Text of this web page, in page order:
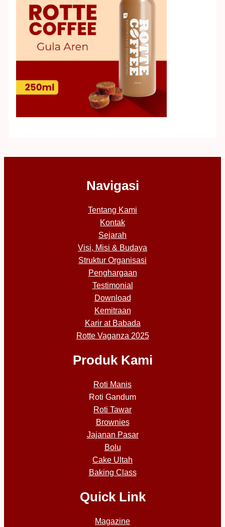
Navigasi
Tentang Kami
Kontak
Sejarah
Visi, Misi & Budaya
Struktur Organisasi
Penghargaan
Testimonial
Download
Kemitraan
Karir at Babada
Rotte Vaganza 2025
Produk Kami
Roti Manis
Roti Gandum
Roti Tawar
Brownies
Jajanan Pasar
Bolu
Cake Ultah
Baking Class
Quick Link
Magazine